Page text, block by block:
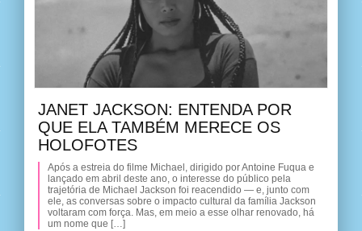
JANET JACKSON: ENTENDA POR
QUE ELA TAMBÉM MERECE OS
HOLOFOTES
Após a estreia do filme Michael, dirigido por Antoine Fuqua e
lançado em abril deste ano, o interesse do público pela
trajetória de Michael Jackson foi reacendido — e, junto com
ele, as conversas sobre o impacto cultural da família Jackson
voltaram com força. Mas, em meio a esse olhar renovado, há
um nome que […]